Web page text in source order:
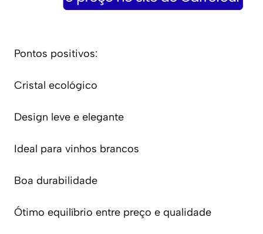
Pontos positivos:
Cristal ecológico
Design leve e elegante
Ideal para vinhos brancos
Boa durabilidade
Ótimo equilíbrio entre preço e qualidade